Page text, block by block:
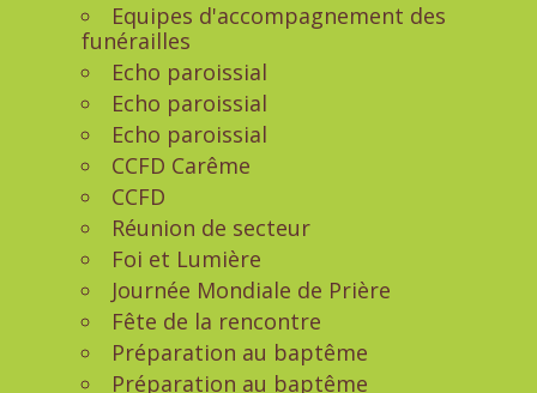
Equipes d'accompagnement des
funérailles
Echo paroissial
Echo paroissial
Echo paroissial
CCFD Carême
CCFD
Réunion de secteur
Foi et Lumière
Journée Mondiale de Prière
Fête de la rencontre
Préparation au baptême
Préparation au baptême